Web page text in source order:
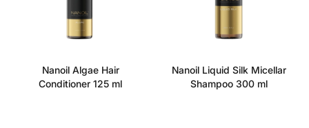
Nanoil Algae Hair
Conditioner 125 ml
Nanoil Liquid Silk Micellar
Shampoo 300 ml